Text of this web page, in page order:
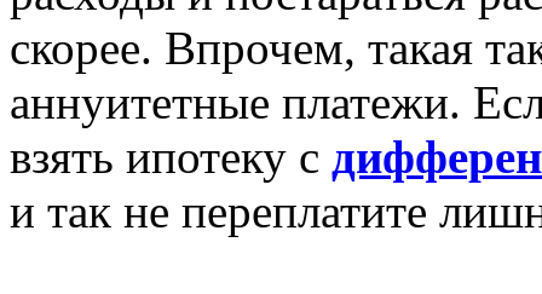
скорее. Впрочем, такая
аннуитетные платежи.
взять ипотеку с
и так не переплатите